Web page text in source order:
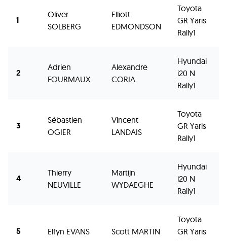
1
Oliver
SOLBERG
Elliott
EDMONDSON
Toyota
GR Yaris
Rally1
2
Adrien
FOURMAUX
Alexandre
CORIA
Hyundai
i20 N
Rally1
3
Sébastien
OGIER
Vincent
LANDAIS
Toyota
GR Yaris
Rally1
4
Thierry
NEUVILLE
Martijn
WYDAEGHE
Hyundai
i20 N
Rally1
5 Elfyn EVANS Scott MARTIN
Toyota
GR Yaris